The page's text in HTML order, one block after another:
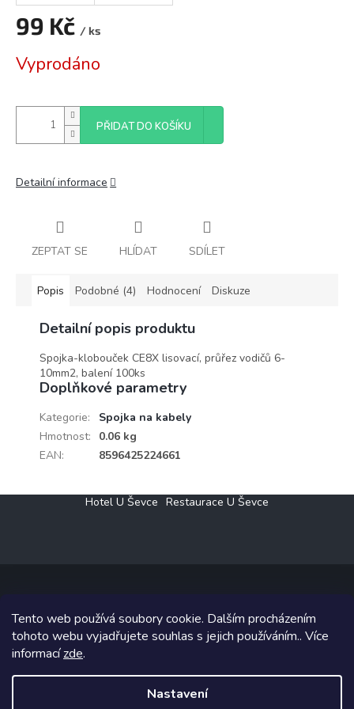
Tento web používá soubory cookie. Dalším procházením
tohoto webu vyjadřujete souhlas s jejich používáním.. Více
informacízde.
Nastavení
99 Kč / ks
cena:
Vyprodáno
PŘIDAT DO KOŠÍKU
Detailní informace
ZEPTAT SE HLÍDAT SDÍLET
Popis Podobné (4) Hodnocení Diskuze
Detailní popis produktu
Spojka-klobouček CE8X lisovací, průřez vodičů 6-
10mm2, balení 100ks
Doplňkové parametry
Kategorie:
Spojka na kabely
Hmotnost:
0.06 kg
EAN: 8596425224661
Hotel U Ševce Restaurace U Ševce
Copyright 2026Elektro Klesný s.r.o.. Všechna práva vyhrazena.
Grafický návrh vytvořil a na Shoptet implementoval
Shoptetak.cz.